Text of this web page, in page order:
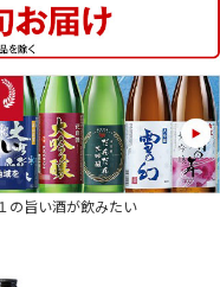
の旨い酒が飲みたい